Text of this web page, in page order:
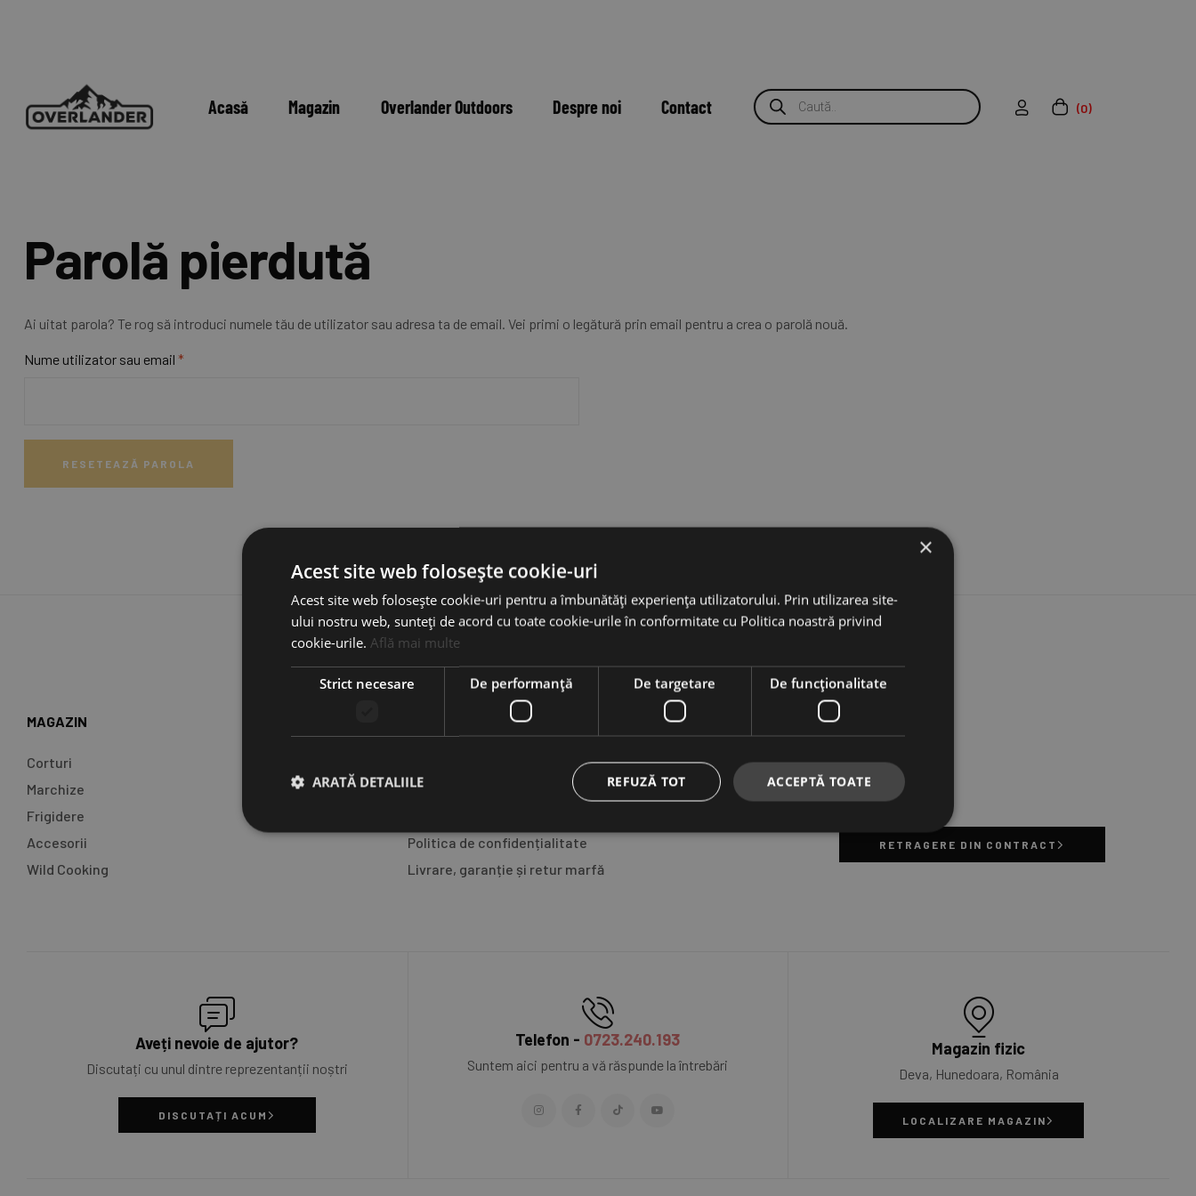
Acasă Magazin Overlander Outdoors Despre noi Contact (0)
Parolă pierdută
Ai uitat parola? Te rog să introduci numele tău de utilizator sau adresa ta de email. Vei primi o legătură prin email pentru a crea o parolă nouă.
Nume utilizator sau email *
RESETEAZĂ PAROLA
MAGAZIN
Corturi
Marchize
Frigidere
Accesorii
Wild Cooking
Termeni & Condiții
Politica de confidențialitate
Livrare, garanție și retur marfă​
SUPORT
Contact
Starea comenzii
RETRAGERE DIN CONTRACT
Aveți nevoie de ajutor?
Discutați cu unul dintre reprezentanții noștri
DISCUTAȚI ACUM
Telefon - 0723.240.193
Suntem aici pentru a vă răspunde la întrebări
Magazin fizic
Deva, Hunedoara, România
LOCALIZARE MAGAZIN
×
Acest site web folosește cookie-uri
Acest site web folosește cookie-uri pentru a îmbunătăți experiența utilizatorului. Prin utilizarea site-
ului nostru web, sunteți de acord cu toate cookie-urile în conformitate cu Politica noastră privind
cookie-urile. Află mai multe
Strict necesare De performanță De targetare De funcţionalitate
ACCEPTĂ TOATE
REFUZĂ TOT
ARATĂ DETALIILE